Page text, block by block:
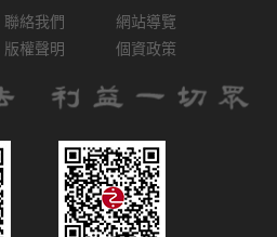
聯絡我們
網站導覽
版權聲明 個資政策